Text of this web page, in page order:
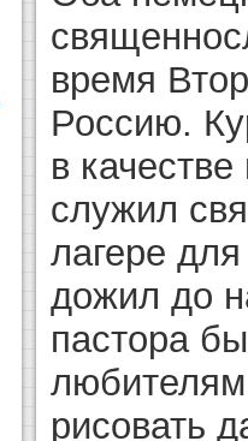
время
Россию.
в
служил
лагере
дожил до
пастора
рисовать